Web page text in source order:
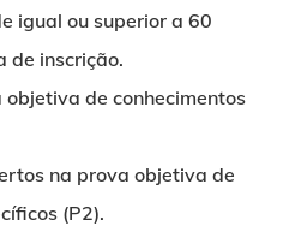
igual ou superior a 60
de inscrição.
de conhecimentos
na prova objetiva de
(P2).